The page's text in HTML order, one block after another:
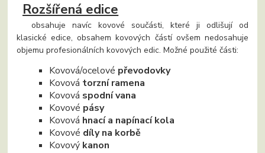
Rozšířená edice
obsahuje navíc kovové součásti, které ji odlišují od
klasické edice, obsahem kovových částí ovšem nedosahuje
objemu profesionálních kovových edic. Možné použité části:
Kovová/ocelové převodovky
Kovová torzní ramena
Kovová spodní vana
Kovové pásy
Kovová hnací a napínací kola
Kovové díly na korbě
Kovový kanon